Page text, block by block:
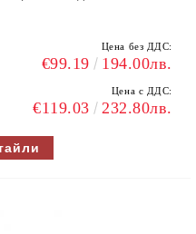
Цена без ДДС:
€99.19 194.00лв.
Цена с ДДС:
€119.03 232.80лв.